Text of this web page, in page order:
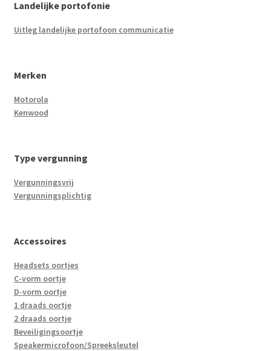
Landelijke portofonie
Uitleg landelijke portofoon communicatie
Merken
Motorola
Kenwood
Type vergunning
Vergunningsvrij
Vergunningsplichtig
Accessoires
Headsets oortjes
C-vorm oortje
D-vorm oortje
1 draads oortje
2 draads oortje
Beveiligingsoortje
Speakermicrofoon/Spreeksleutel